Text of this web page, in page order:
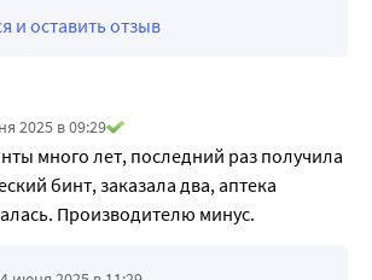
и оставить отзыв
2025 в 09:29
много лет, последний раз получила
бинт, заказала два, аптека
Производителю минус.